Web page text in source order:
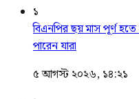
১
বিএনপির ছয় মাস পূর্ণ
পারেন যারা
৫ আগস্ট ২০২৬, ১৪:২১